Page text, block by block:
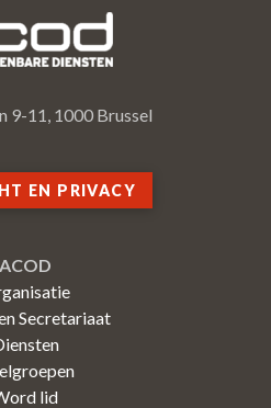
9-11, 1000 Brussel
EN PRIVACY
ACOD
Secretariaat
lid